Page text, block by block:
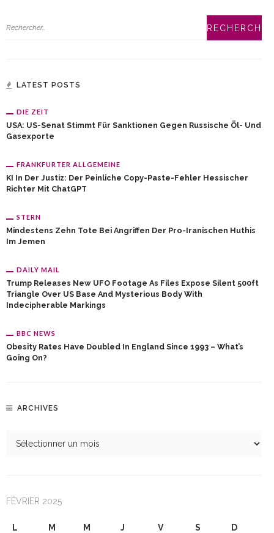
LATEST POSTS
DIE ZEIT
USA: US-Senat Stimmt Für Sanktionen Gegen Russische Öl- Und
Gasexporte
FRANKFURTER ALLGEMEINE
KI In Der Justiz: Der Peinliche Copy-Paste-Fehler Hessischer
Richter Mit ChatGPT
STERN
Mindestens Zehn Tote Bei Angriffen Der Pro-Iranischen Huthis
Im Jemen
DAILY MAIL
Trump Releases New UFO Footage As Files Expose Silent 500ft
Triangle Over US Base And Mysterious Body With
Indecipherable Markings
BBC NEWS
Obesity Rates Have Doubled In England Since 1993 – What’s
Going On?
ARCHIVES
FÉVRIER 2025
L M M J V S D